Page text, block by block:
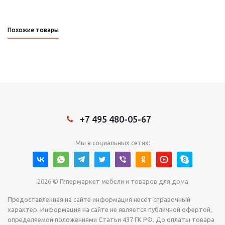
Похожие товары
+7 495 480-05-67
Мы в социальных сетях:
2026 © Гипермаркет мебели и товаров для дома
Предоставленная на сайте информация несёт справочный
характер. Информация на сайте не является публичной офертой,
определяемой положениями Статьи 437 ГК РФ. До оплаты товара